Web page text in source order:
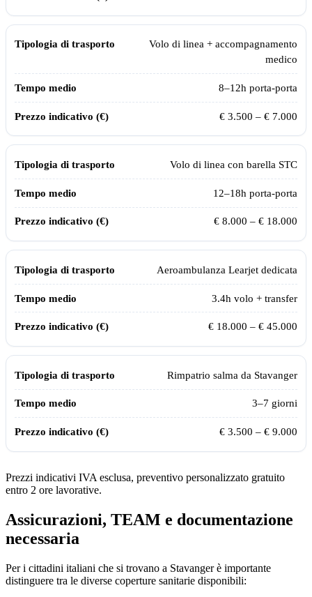
Volo di linea + accompagnamento
medico
8–12h porta-porta
€ 3.500 – € 7.000
Volo di linea con barella STC
12–18h porta-porta
€ 8.000 – € 18.000
Aeroambulanza Learjet dedicata
3.4h volo + transfer
€ 18.000 – € 45.000
Rimpatrio salma da Stavanger
3–7 giorni
€ 3.500 – € 9.000
Prezzi indicativi IVA esclusa, preventivo personalizzato gratuito
entro 2 ore lavorative.
Assicurazioni, TEAM e documentazione
necessaria
Per i cittadini italiani che si trovano a Stavangerè importante
distinguere tra le diverse coperture sanitarie disponibili: